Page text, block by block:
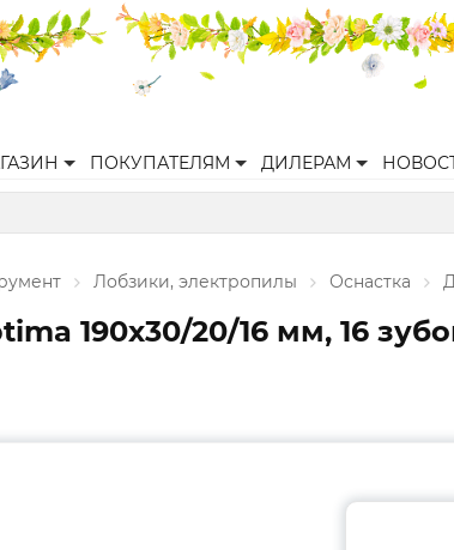
ПОКУПАТЕЛЯМ ДИЛЕРАМ
Лобзики, электропилы Оснастка
190x30/20/16 мм, 16